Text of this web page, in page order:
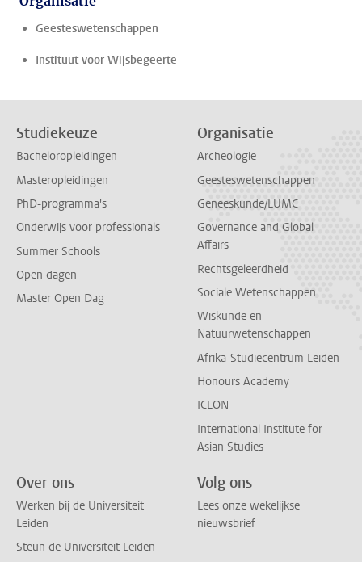
Geesteswetenschappen
Instituut voor Wijsbegeerte
Studiekeuze
Bacheloropleidingen
Masteropleidingen
PhD-programma's
Onderwijs voor professionals
Summer Schools
Open dagen
Master Open Dag
Organisatie
Archeologie
Geesteswetenschappen
Geneeskunde/LUMC
Governance and Global
Affairs
Rechtsgeleerdheid
Sociale Wetenschappen
Wiskunde en
Natuurwetenschappen
Afrika-Studiecentrum Leiden
Honours Academy
ICLON
International Institute for
Asian Studies
Over ons
Werken bij de Universiteit
Leiden
Steun de Universiteit Leiden
Volg ons
Lees onze wekelijkse
nieuwsbrief